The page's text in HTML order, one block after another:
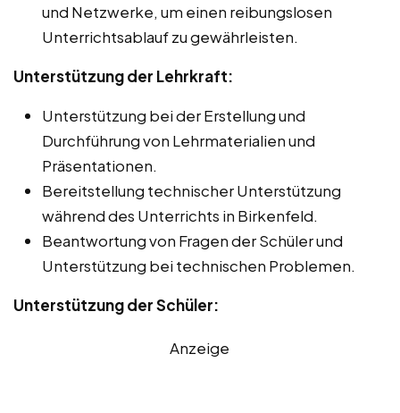
und Netzwerke, um einen reibungslosen
Unterrichtsablauf zu gewährleisten.
Unterstützung der Lehrkraft:
Unterstützung bei der Erstellung und
Durchführung von Lehrmaterialien und
Präsentationen.
Bereitstellung technischer Unterstützung
während des Unterrichts in Birkenfeld.
Beantwortung von Fragen der Schüler und
Unterstützung bei technischen Problemen.
Unterstützung der Schüler:
Anzeige